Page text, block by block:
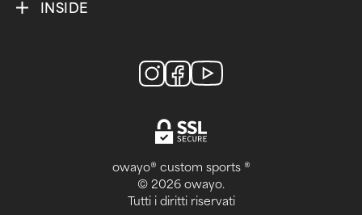
INSIDE
owayo® custom sports ®
© 2026 owayo.
Tutti i diritti riservati